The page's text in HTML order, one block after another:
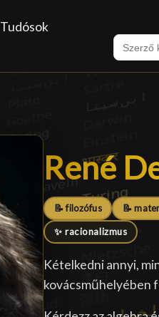
Tudósok
René
René
📝 filozófus 📝
✨ racionalizmus
Kételkedni annyi,
kovácsműhelyében